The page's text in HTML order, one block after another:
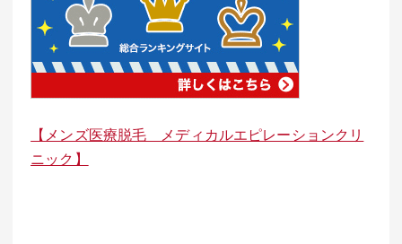
【メンズ医療脱毛 メディカルエピレーションクリ
ニック】